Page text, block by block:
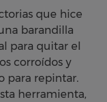
que hice
barandilla
para quitar el
corroídos y
para repintar.
herramienta,